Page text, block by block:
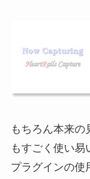
もちろん本来
もすごく使い易
プラグインの使